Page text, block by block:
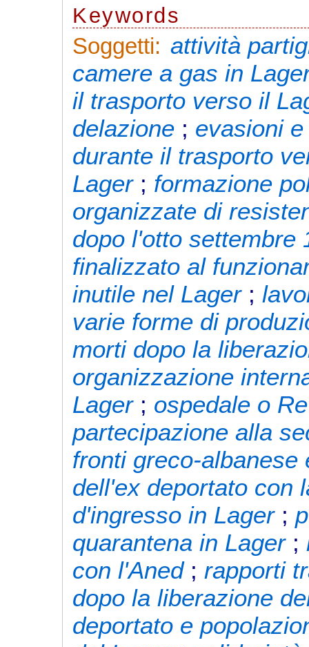
Keywords
Soggetti: attività
camere a gas in
il trasporto verso il
delazione ; evasioni
durante il trasporto
Lager; formazione
organizzate di
dopo l'otto settembre
finalizzato al
inutile nel Lager;
varie forme di
morti dopo la
organizzazione
Lager; ospedale o
partecipazione alla
fronti greco-albanese
dell'ex deportato con
d'ingresso in Lager;
quarantena in Lager;
con l'Aned;rapporti
dopo la liberazione
deportato e